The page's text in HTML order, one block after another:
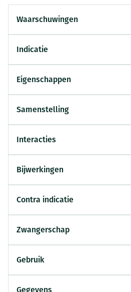
Waarschuwingen
Indicatie
Eigenschappen
Samenstelling
Interacties
Bijwerkingen
Contra indicatie
Zwangerschap
Gebruik
Gegevens